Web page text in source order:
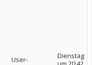
User-
Dienstag